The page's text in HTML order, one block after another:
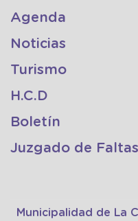
Agenda
Noticias
Turismo
H.C.D
Boletín
Juzgado de Faltas
Municipalidad de La